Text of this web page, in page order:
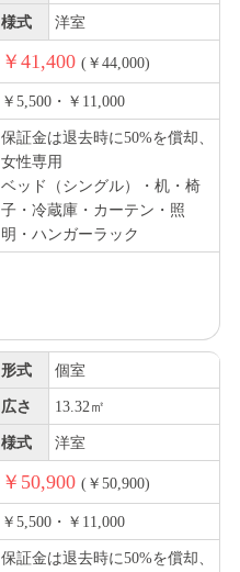
様式 洋室
￥41,400 (￥44,000)
￥5,500・￥11,000
保証金は退去時に50%を償却、
女性専用
ベッド（シングル）・机・椅
子・冷蔵庫・カーテン・照
明・ハンガーラック
形式 個室
広さ 13.32㎡
様式 洋室
￥50,900 (￥50,900)
￥5,500・￥11,000
保証金は退去時に50%を償却、